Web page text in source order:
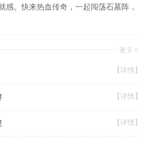
感。快来热血传奇，一起闯荡石墓阵，
【详情】
【详情】
【详情】